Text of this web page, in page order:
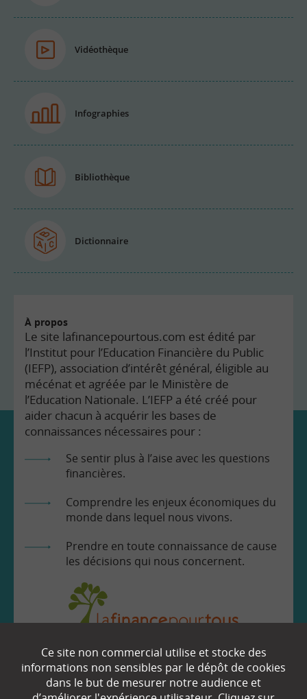
Vidéothèque
Infographies
Bibliothèque
Dictionnaire
À propos
Le site lafinancepourtous.com est édité par
l’Institut pour l’Education Financière du Public
(IEFP), association d’intérêt général, éligible au
mécénat et agréée par le Ministère de
l’Education Nationale. L’IEFP a été créé pour
aider chacun à acquérir les bases de
connaissances nécessaires pour :
Se sentir plus à l’aise avec les questions
financières.
Comprendre les enjeux économiques du
monde dans lequel nous vivons.
Prendre en toute connaissance de cause
les décisions qui nous concernent.
EN SAVOIR
Ce site non commercial utilise et stocke des
informations non sensibles par le dépôt de cookies
dans le but de mesurer notre audience et